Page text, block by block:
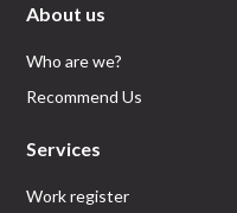
About us
Who are we?
Recommend Us
Services
Work register